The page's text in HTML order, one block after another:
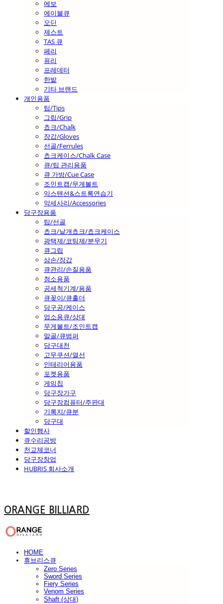
에보
에이블큐
오딘
제스트
TAS 큐
페리
퓨리
프레데터
한밭
기타 브랜드
개인용품
팁/Tips
그립/Grip
쵸크/Chalk
장갑/Gloves
선골/Ferrules
쵸크케이스/Chalk Case
큐/팁 관리용품
큐 가방/Cue Case
조인트캡/무게볼트
익스텐션&스트록연습기
악세사리/Accessories
당구장용품
팁/선골
쵸크/낱개쵸크/쵸크케이스
광택제/코팅제/분무기
큐그립
삼손/장갑
큐관리/손질용품
청소용품
공세척기계/용품
큐꽂이/큐홀더
당구공/케이스
업소용큐/상대
무게볼트/조인트캡
말골/큐범퍼
당구대천
고무쿠션/열선
인테리어용품
포켓용품
게임칩
당구장가구
당구장컴퓨터/주판대
기록지/큐분
당구대
할인행사
큐수리공방
천교체코너
당구장창업
HUBRIS 회사소개
ORANGE BILLIARD
HOME
휴브리스큐
Zero Series
Sword Series
Fiery Series
Venom Series
Shaft (상대)